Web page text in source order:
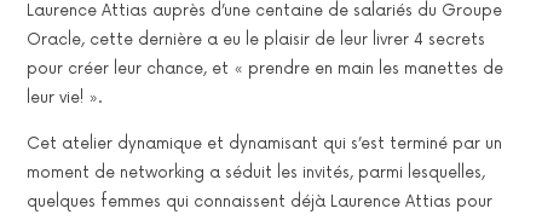
Laurence Attias auprès d’une centaine de salariés du Groupe
Oracle, cette dernière a eu le plaisir de leur livrer 4 secrets
pour créer leur chance, et « prendre en main les manettes de
leur vie! ».
Cet atelier dynamique et dynamisant qui s’est terminé par un
moment de networking a séduit les invités, parmi lesquelles,
quelques femmes qui connaissent déjà Laurence Attias pour